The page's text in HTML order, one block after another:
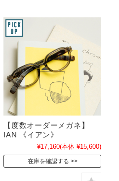
【度数オーダーメガネ】
IAN 《イアン》
¥17,160(本体 ¥15,600)
在庫を確認する